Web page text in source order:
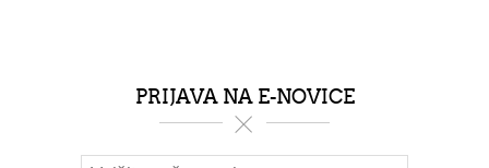
PRIJAVA NA E-NOVICE